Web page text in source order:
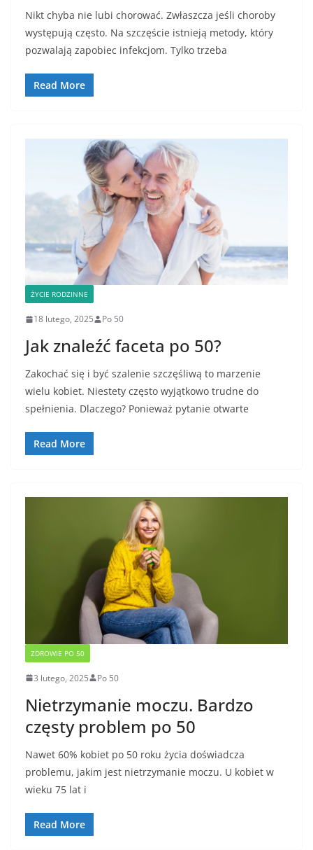
Nikt chyba nie lubi chorować. Zwłaszcza jeśli choroby
występują często. Na szczęście istnieją metody, który
pozwalają zapobiec infekcjom. Tylko trzeba
Read More
ŻYCIE RODZINNE
18 lutego, 2025 Po 50
Jak znaleźć faceta po 50?
Zakochać się i być szalenie szczęśliwą to marzenie
wielu kobiet. Niestety często wyjątkowo trudne do
spełnienia. Dlaczego? Ponieważ pytanie otwarte
Read More
ZDROWIE PO 50
3 lutego, 2025 Po 50
Nietrzymanie moczu. Bardzo
częsty problem po 50
Nawet 60% kobiet po 50 roku życia doświadcza
problemu, jakim jest nietrzymanie moczu. U kobiet w
wieku 75 lat i
Read More